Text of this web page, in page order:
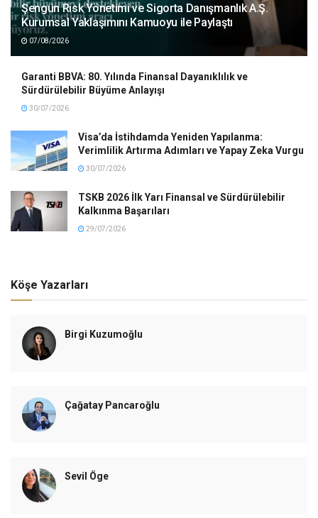
Şengün Risk Yönetimi ve Sigorta Danışmanlık A.Ş.
Kurumsal Yaklaşımını Kamuoyu ile Paylaştı
07/08/2026
Garanti BBVA: 80. Yılında Finansal Dayanıklılık ve
Sürdürülebilir Büyüme Anlayışı
30/07/2026
Visa’da İstihdamda Yeniden Yapılanma:
Verimlilik Artırma Adımları ve Yapay Zeka Vurgu
30/07/2026
TSKB 2026 İlk Yarı Finansal ve Sürdürülebilir
Kalkınma Başarıları
29/07/2026
Köşe Yazarları
Birgi Kuzumoğlu
Çağatay Pancaroğlu
Sevil Öge